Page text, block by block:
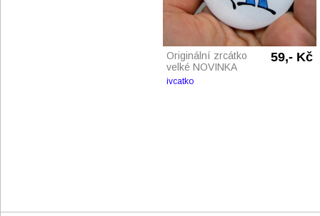
Originální zrcátko
velké NOVINKA
59,- Kč
ivcatko